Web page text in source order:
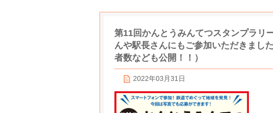
第11回かんとうみんてつスタンプラリ
んや駅長さんにもご参加いただきまし
者数なども公開！！）
2022年03月31日